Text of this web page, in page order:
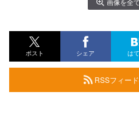
ポスト シェア は
RSSフィー